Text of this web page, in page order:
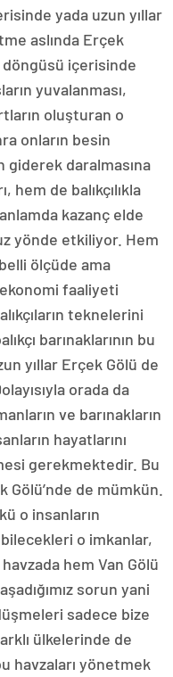
yada uzun yıllar
aslında Erçek
döngüsü içerisinde
yuvalanması,
oluşturan o
onların besin
giderek daralmasına
hem de balıkçılıkla
kazanç elde
yönde etkiliyor. Hem
ölçüde ama
faaliyeti
teknelerini
barınaklarının bu
yıllar Erçek Gölü de
orada da
ve barınakların
hayatlarını
gerekmektedir. Bu
Gölü’nde de mümkün.
o insanların
o imkanlar,
hem Van Gölü
sorun yani
sadece bize
ülkelerinde de
havzaları yönetmek